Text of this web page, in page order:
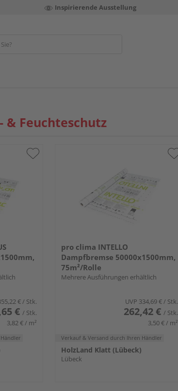
Inspirierende Ausstellung
Feuchteschutz
€/ Stk.
€ / Stk.
3,82 € / m²
pro clima INTELLO
Dampfbremse 50000x1500mm,
75m²/Rolle
Mehrere Ausführungen erhältlich
UVP 334,69 €/ Stk.
262,42 € / Stk.
3,50 € / m²
Verkauf & Versand durch Ihren Händler
HolzLand Klatt (Lübeck)
Lübeck